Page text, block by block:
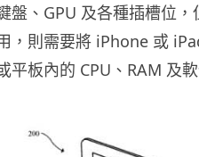
盤、GPU 及各種插槽位
，則需要將 iPhone 或
平板內的 CPU、RAM 及